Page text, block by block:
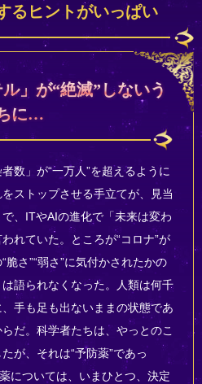
るヒントがいっぱい
」が“絶滅”しないう
に…
数」が“一万人”を超えるように
ストップさせる手立てが、見当
、ITやAIの進化で「未来は変わ
れていた。ところが“コロナ”が
さ”“弱さ”に気付かされたかの
語られなくなった。人類は何千
手も足も出ないままの状態であ
だ。科学者たちは、やっとのこ
が、それは“予防薬”であっ
については、いまひとつ、決定